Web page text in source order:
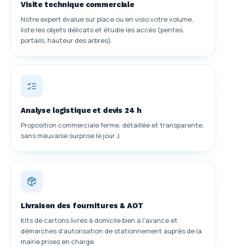
Visite technique commerciale
Notre expert évalue sur place ou en visio votre volume,
liste les objets délicats et étudie les accès (pentes,
portails, hauteur des arbres).
Analyse logistique et devis 24 h
Proposition commerciale ferme, détaillée et transparente,
sans mauvaise surprise le jour J.
Livraison des fournitures & AOT
Kits de cartons livrés à domicile bien à l'avance et
démarches d'autorisation de stationnement auprès de la
mairie prises en charge.